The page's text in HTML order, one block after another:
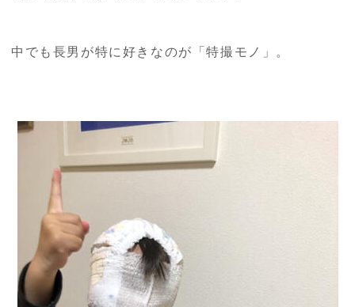
中でも長男が特に好きなのが「特撮モノ」。